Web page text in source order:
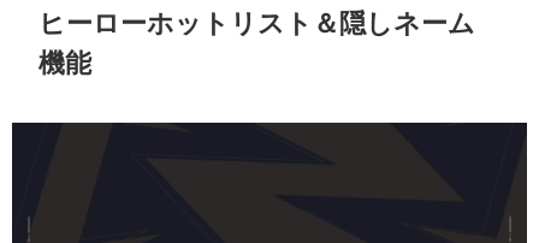
ヒーローホットリスト＆隠しネーム
機能